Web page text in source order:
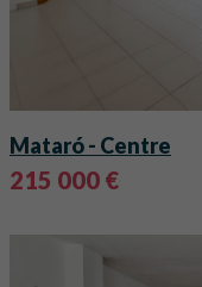
Mataró- Centre
215 000 €